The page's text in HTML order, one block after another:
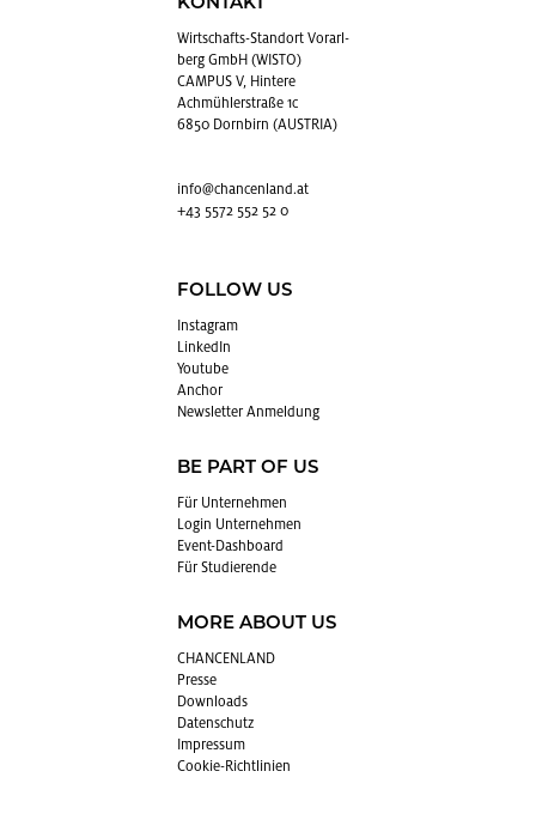
KONTAKT
Wirt­schafts-Stand­ort Vor­arl­
berg GmbH (WISTO)
CAMPUS V, Hintere
Achmühlerstraße 1c
6850 Dornbirn (AUSTRIA)
info@​chancenland.​at
+43 5572 552 52 0
FOLLOW US
In­sta­gram
Lin­kedIn
You­tube
An­chor
News­let­ter An­mel­dung
BE PART OF US
Für Un­ter­neh­men
Login Un­ter­neh­men
Event-Da­sh­board
Für Stu­die­ren­de
MORE ABOUT US
CHAN­CEN­LAND
Pres­se
Down­loads
Da­ten­schutz
Im­pres­sum
Coo­kie-Richt­li­ni­en